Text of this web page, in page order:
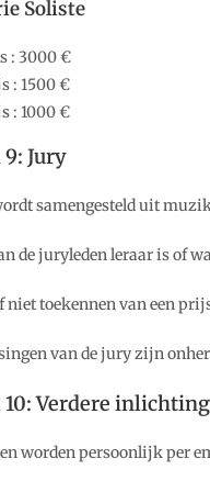
Soliste
: 3000 €
: 1500 €
: 1000 €
Jury
samengesteld uit
de juryleden leraar is of
niet toekennen van een
van de jury zijn
Verdere
worden persoonlijk per